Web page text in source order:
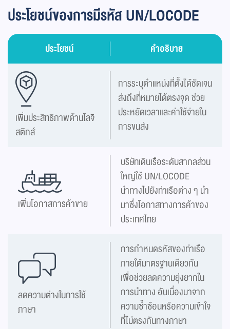
ประโยชน์ของการมีรหัส UN/LOCODE
ประโยชน์ คำอธิบาย
เพิ่มประสิทธิภาพด้านโลจิ
สติกส์
การระบุตำแหน่งที่ตั้งได้ชัดเจน
ส่งถึงที่หมายได้ตรงจุด ช่วย
ประหยัดเวลาและค่าใช้จ่ายใน
การขนส่ง
เพิ่มโอกาสการค้าขาย
บริษัทเดินเรือระดับสากลส่วน
ใหญ่ใช้ UN/LOCODE
นำทางไปยังท่าเรือต่าง ๆ นำ
มาซึ่งโอกาสทางการค้าของ
ประเทศไทย
ลดความต่างในการใช้
ภาษา
การกำหนดรหัสของท่าเรือ
ภายใต้มาตรฐานเดียวกัน
เพื่อช่วยลดความยุ่งยากใน
การนำทาง อันเนื่องมาจาก
ความซ้ำซ้อนหรือความเข้าใจ
ที่ไม่ตรงกันทางภาษา